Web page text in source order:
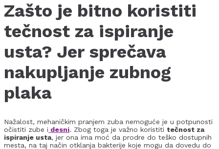
Zašto je bitno koristiti
tečnost za ispiranje
usta? Jer sprečava
nakupljanje zubnog
plaka
Nažalost, mehaničkim pranjem zuba nemoguće je u potpunosti
očistiti zube i desni. Zbog toga je važno koristiti tečnost za
ispiranje usta, jer ona ima moć da prodre do teško dostupnih
mesta, na taj način otklanja bakterije koje mogu da dovedu do